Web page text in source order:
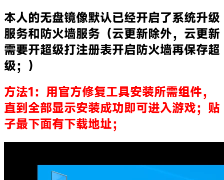
本人的无盘镜像默认已经开启了系统升级
服务和防火墙服务（云更新除外，云更新
需要开超级打注册表开启防火墙再保存超
级；）
方法1：用官方修复工具安装所需组件，
直到全部显示安装成功即可进入游戏；贴
子最下面有下载地址；